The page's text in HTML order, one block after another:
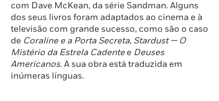
com Dave McKean, da série Sandman. Alguns
dos seus livros foram adaptados ao cinema e à
televisão com grande sucesso, como são o caso
de Coraline e a Porta Secreta, Stardust — O
Mistério da Estrela Cadentee Deuses
Americanos. A sua obra está traduzida em
inúmeras línguas.